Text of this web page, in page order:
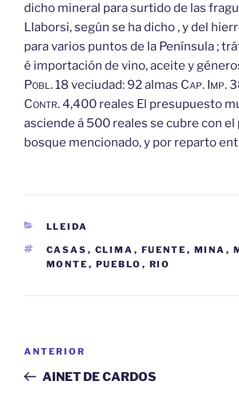
dicho mineral para surtido de las
Llaborsi, según se ha dicho , y del
para varios puntos de la Península ;
é importación de vino, aceite y
Pobl.18 veciudad: 92 almas Cap. Imp.
Contr.4,400 reales El presupuesto
asciende á 500 reales se cubre con
bosque mencionado, y por reparto
CATEGORÍAS
LLEIDA
ETIQUETAS
CASAS , CLIMA , FUENTE , MINA ,
MONTE , PUEBLO , RIO
entradas
Entrada
anterior:
ANTERIOR
AINET DE CARDOS